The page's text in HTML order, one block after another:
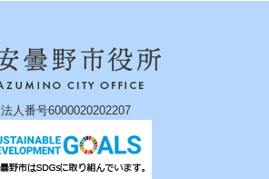
法人番号6000020202207